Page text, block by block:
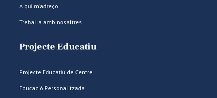
A qui m’adreço
Treballa amb nosaltres
Projecte Educatiu
Projecte Educatiu de Centre
Educació Personalitzada